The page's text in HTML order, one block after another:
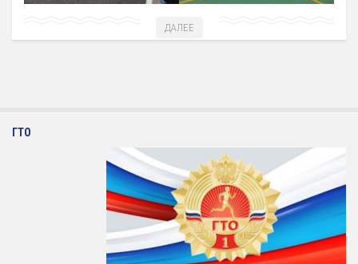
Художественная гимнастика
ДАЛЕЕ
ГТО